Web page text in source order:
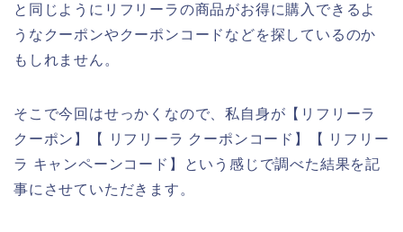
と同じようにリフリーラの商品がお得に購入できるよ
うなクーポンやクーポンコードなどを探しているのか
もしれません。
そこで今回はせっかくなので、私自身が【リフリーラ
クーポン】【 リフリーラ クーポンコード】【 リフリー
ラ キャンペーンコード】という感じで調べた結果を記
事にさせていただきます。